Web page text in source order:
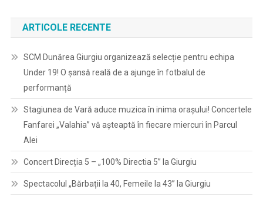
ARTICOLE RECENTE
SCM Dunărea Giurgiu organizează selecție pentru echipa
Under 19! O șansă reală de a ajunge în fotbalul de
performanță
Stagiunea de Vară aduce muzica în inima orașului! Concertele
Fanfarei „Valahia” vă așteaptă în fiecare miercuri în Parcul
Alei
Concert Direcția 5 – „100% Directia 5” la Giurgiu
Spectacolul „Bărbații la 40, Femeile la 43” la Giurgiu